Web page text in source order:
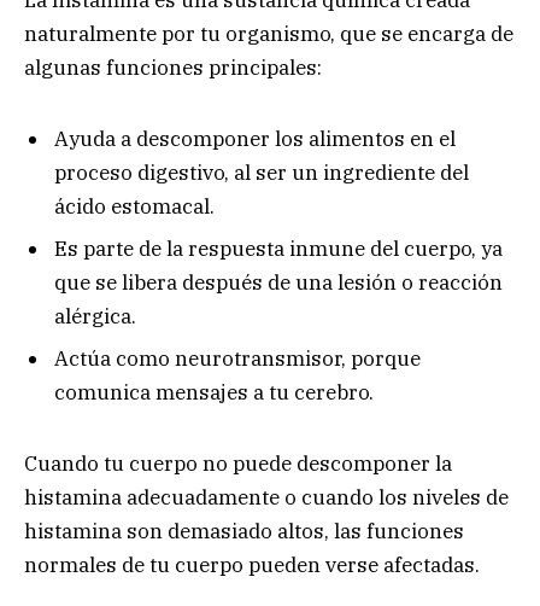
naturalmente por tu organismo, que se encarga de
algunas funciones principales:
Ayuda a descomponer los alimentos en el
proceso digestivo, al ser un ingrediente del
ácido estomacal.
Es parte de la respuesta inmune del cuerpo, ya
que se libera después de una lesión o reacción
alérgica.
Actúa como neurotransmisor, porque
comunica mensajes a tu cerebro.
Cuando tu cuerpo no puede descomponer la
histamina adecuadamente o cuando los niveles de
histamina son demasiado altos, las funciones
normales de tu cuerpo pueden verse afectadas.